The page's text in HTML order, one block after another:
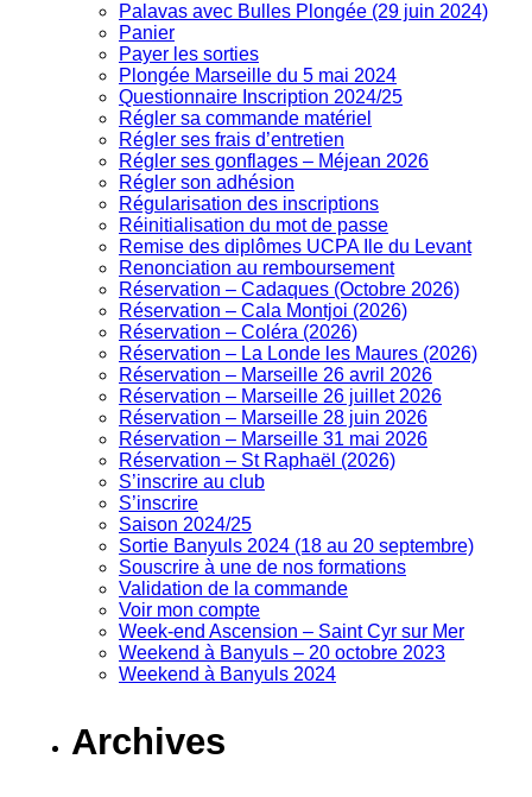
Palavas avec Bulles Plongée (29 juin 2024)
Panier
Payer les sorties
Plongée Marseille du 5 mai 2024
Questionnaire Inscription 2024/25
Régler sa commande matériel
Régler ses frais d’entretien
Régler ses gonflages – Méjean 2026
Régler son adhésion
Régularisation des inscriptions
Réinitialisation du mot de passe
Remise des diplômes UCPA Ile du Levant
Renonciation au remboursement
Réservation – Cadaques (Octobre 2026)
Réservation – Cala Montjoi (2026)
Réservation – Coléra (2026)
Réservation – La Londe les Maures (2026)
Réservation – Marseille 26 avril 2026
Réservation – Marseille 26 juillet 2026
Réservation – Marseille 28 juin 2026
Réservation – Marseille 31 mai 2026
Réservation – St Raphaël (2026)
S’inscrire au club
S’inscrire
Saison 2024/25
Sortie Banyuls 2024 (18 au 20 septembre)
Souscrire à une de nos formations
Validation de la commande
Voir mon compte
Week-end Ascension – Saint Cyr sur Mer
Weekend à Banyuls – 20 octobre 2023
Weekend à Banyuls 2024
Archives